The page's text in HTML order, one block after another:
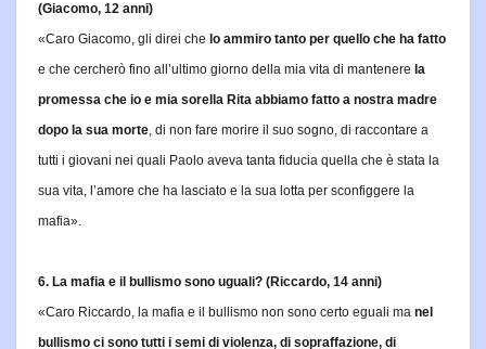
(Giacomo, 12 anni)
«Caro Giacomo, gli direi che lo ammiro tanto per quello che ha fatto
e che cercherò fino all’ultimo giorno della mia vita di mantenere la
promessa che io e mia sorella Rita abbiamo fatto a nostra madre
dopo la sua morte, di non fare morire il suo sogno, di raccontare a
tutti i giovani nei quali Paolo aveva tanta fiducia quella che è stata la
sua vita, l’amore che ha lasciato e la sua lotta per sconfiggere la
mafia».
6. La mafia e il bullismo sono uguali? (Riccardo, 14 anni)
«Caro Riccardo, la mafia e il bullismo non sono certo eguali ma nel
bullismo ci sono tutti i semi di violenza, di sopraffazione, di